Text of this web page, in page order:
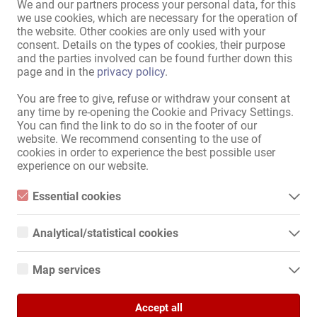
We and our partners process your personal data, for this
we use cookies, which are necessary for the operation of
the website. Other cookies are only used with your
consent. Details on the types of cookies, their purpose
and the parties involved can be found further down this
page and in the privacy policy.
You are free to give, refuse or withdraw your consent at
any time by re-opening the Cookie and Privacy Settings.
You can find the link to do so in the footer of our
website. We recommend consenting to the use of
cookies in order to experience the best possible user
experience on our website.
Essential cookies
Essential cookies are all cookies necessary for the operation of
function properly without these cookies.
Analytical/statistical cookies
Analytical or statistical cookies are cookies that are used to
They help website owners understand how visitors interact with
Map services
When you use Google Maps on our website, information about
Accept all
koncentrálhass, és vendégeidnek különleges élményt nyújthass
exkluzív környezetben.
Ha érdeklődsz, várom jelentkezésedet, és örömmel adok
tájékoztatást a szabad helyek és a feltételek tekintetében.
VÁROS TIPP
VÁROS TIPP